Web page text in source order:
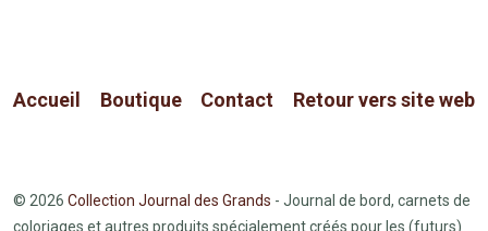
Accueil Boutique Contact Retour vers site web
© 2026 Collection Journal des Grands - Journal de bord, carnets de
coloriages et autres produits spécialement créés pour les (futurs)